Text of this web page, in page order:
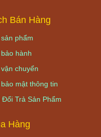
Bán Hàng
phẩm
hành
chuyển
mật thông tin
Trả Sản Phẩm
Hàng